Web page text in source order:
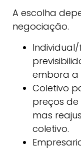
A escolha
negociação.
embora a
Coletivo
preços
mas
coletivo.